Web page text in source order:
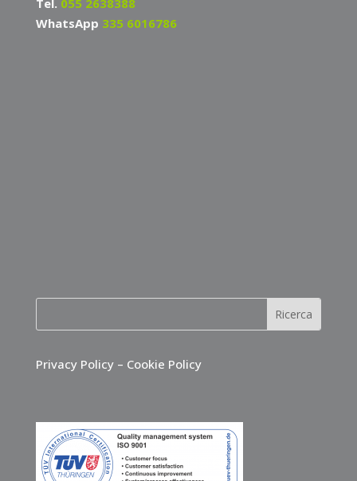
Tel. 055 2638388
WhatsApp 335 6016786
Privacy Policy – Cookie Policy